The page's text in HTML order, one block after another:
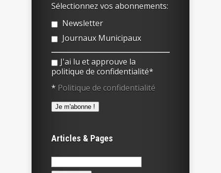
Sélectionnez vos abonnements:
Newsletter
Journaux Municipaux
J'ai lu et approuve la
politique de confidentialité*
* Politique de confidentialité
Articles & Pages
Rechercher :